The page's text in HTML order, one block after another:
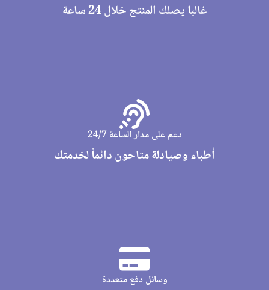
غالبا يصلك المنتج خلال 24 ساعة
دعم على مدار الساعة 24/7
أطباء وصيادلة متاحون دائماً لخدمتك
وسائل دفع متعددة